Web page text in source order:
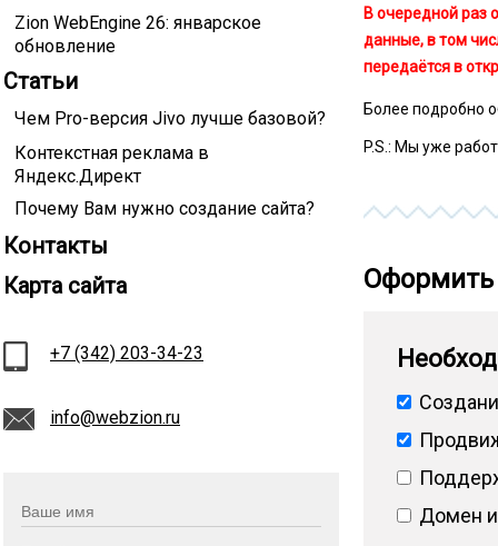
Zion WebEngine 26: январское
обновление
Статьи
Чем Pro-версия Jivo лучше базовой?
Контекстная реклама в
Яндекс.Директ
Почему Вам нужно создание сайта?
Контакты
Карта сайта
+7 (342) 203-34-23
info@webzion.ru
В очередной раз
данные, в том
передаётся в
Более подробно
P.S.: Мы уже
Оформить
Домен и